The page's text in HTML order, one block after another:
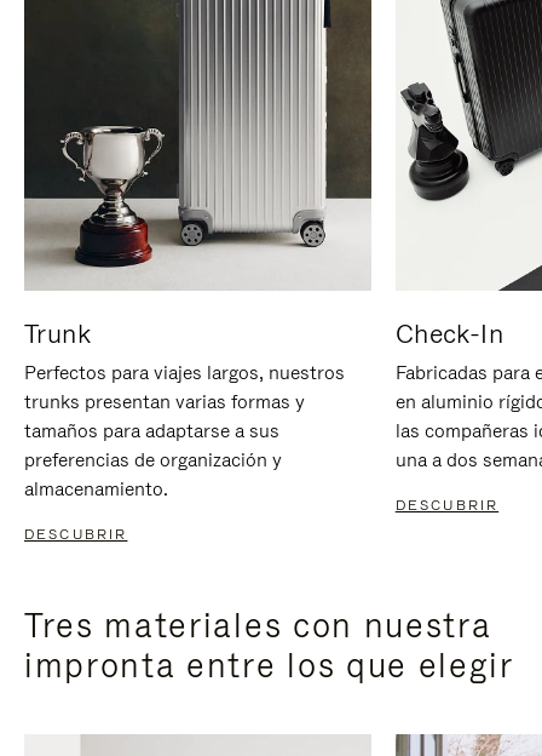
Trunk
Perfectos para viajes largos, nuestros
trunks presentan varias formas y
tamaños para adaptarse a sus
preferencias de organización y
almacenamiento.
DESCUBRIR
Check-In
Fabricadas para
en aluminio
las compañeras
una a dos
DESCUBRIR
Tres materiales con nuestra
impronta entre los que elegir